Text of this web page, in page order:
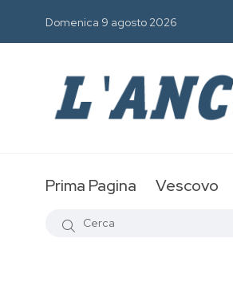
Domenica 9 agosto 2026
Prima Pagina Vescovo